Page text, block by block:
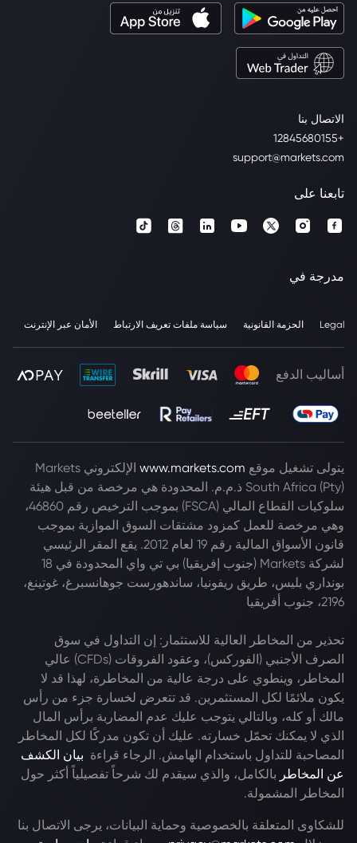
الاتصال بنا
+12845680155
support@markets.com
تابعنا على
مدرجة في
Legal الحزمة القانونية سياسة ملفات تعريف الارتباط الأمان عبر الإنترنت
أساليب الدفع
يتولى تشغيل موقع www.markets.com
الإلكتروني Markets
South Africa (Pty) ذ.م.م. المحدودة هي مرخصة من قبل هيئة
سلوكيات القطاع المالي (FSCA) بموجب الترخيص رقم 46860،
وهي مرخصة للعمل كمزود مشتقات السوق الموازية بموجب
قانون الأسواق المالية رقم 19 لعام 2012. يقع المقر الرئيسي
لشركة Markets (جنوب إفريقيا) بي تي واي المحدودة في 18
بونداري بليس، طريق ريفونيا، ساندهورست جوهانسبرغ، غوتينغ،
2196، جنوب أفريقيا
تحذير من المخاطر العالية للاستثمار: إن التداول في سوق
الصرف الأجنبي (الفوركس)، وعقود الفروقات (CFDs) عالي
المخاطر، وينطوي على درجة عالية من المخاطرة، لهذا قد لا
يكون ملائمًا لكل المستثمرين. قد تتعرض لخسارة جزء من رأس
مالك أو كله، وبالتالي يتوجب عليك عدم المضاربة برأس المال
الذي لا يمكنك تحمّل خسارته. عليك أن تكون مدركًا لكل المخاطر
المصاحبة للتداول باستخدام الهامش. الرجاء قراءة بيان الكشف
عن المخاطر بالكامل، والذي سيقدم لك شرحاً تفصيلياً أكثر حول
المخاطر المشمولة.
للشكاوى المتعلقة بالخصوصية وحماية البيانات، يرجى الاتصال بنا